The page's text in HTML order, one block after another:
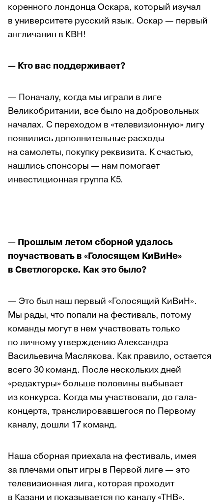
коренного лондонца Оскара, который изучал
в университете русский язык. Оскар — первый
англичанин в КВН!
— Кто вас поддерживает?
— Поначалу, когда мы играли в лиге
Великобритании, все было на добровольных
началах. С переходом в «телевизионную» лигу
появились дополнительные расходы
на самолеты, покупку реквизита. К счастью,
нашлись спонсоры — нам помогает
инвестиционная группа К5.
— Прошлым летом сборной удалось
поучаствовать в «Голосящем КиВиНе»
в Светлогорске. Как это было?
— Это был наш первый «Голосящий КиВиН».
Мы рады, что попали на фестиваль, потому
команды могут в нем участвовать только
по личному утверждению Александра
Васильевича Маслякова. Как правило, остается
всего 30 команд. После нескольких дней
«редактуры» больше половины выбывает
из конкурса. Когда мы участвовали, до гала-
концерта, транслировавшегося по Первому
каналу, дошли 17 команд.
Наша сборная приехала на фестиваль, имея
за плечами опыт игры в Первой лиге — это
телевизионная лига, которая проходит
в Казани и показывается по каналу «ТНВ».